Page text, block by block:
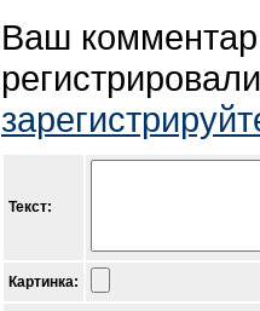
Ваш
Текст:
Картинка: